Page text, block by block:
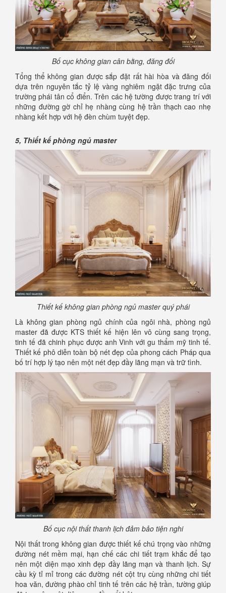
Bố cục không gian cân bằng, đăng đối
Tổng thể không gian được sắp đặt rất hài hòa và đăng đối
dựa trên nguyên tắc tỷ lệ vàng nghiêm ngặt đặc trưng của
trường phái tân cổ điển. Trên các hệ tường được trang trí với
những đường gờ chỉ hẹ nhàng cùng hệ trần thạch cao nhẹ
nhàng kết hợp với hệ đèn chùm tuyệt đẹp.
5, Thiết kế phòng ngủ master
Thiết kế không gian phòng ngủ master quý phái
Là không gian phòng ngủ chính của ngôi nhà, phòng ngủ
master đã được KTS thiết kế hiện lên vô cùng sang trọng,
tinh tế đã chinh phục được anh Vinh với gu thẩm mỹ tinh tế.
Thiết kế phô diễn toàn bộ nét đẹp của phong cách Pháp qua
bố trí hợp lý tạo nên một nét đẹp đầy lãng mạn và trữ tình.
Bố cục nội thất thanh lịch đảm bảo tiện nghi
Nội thất trong không gian được thiết kế chú trọng vào những
đường nét mềm mại, hạn chế các chi tiết trạm khắc để tạo
nên một diện mạo xinh đẹp đầy lãng mạn và thanh lịch. Sự
cầu kỳ tỉ mỉ trong các đường nét cột trụ cùng những chi tiết
hoa văn, đường phào chỉ tinh tế trên các hệ trần, tường giúp